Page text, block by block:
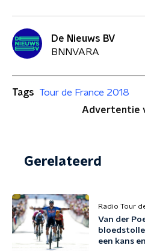
De Nieuws BV
BNNVARA
Tags
Tour de France 2018
Advertentie
Gerelateerd
Radio Tour
Van der
een kans